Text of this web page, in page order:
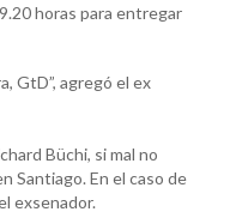
horas para entregar
GtD”, agregó el ex
Büchi, si mal no
Santiago. En el caso de
exsenador.